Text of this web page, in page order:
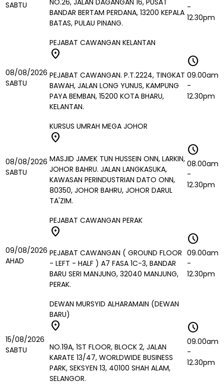
SABTU
BANDAR BERTAM PERDANA, 13200 KEPALA
BATAS, PULAU PINANG.
-
12.30pm
08/08/2026
SABTU
PEJABAT CAWANGAN KELANTAN
location_on
PEJABAT CAWANGAN. P.T.2224, TINGKAT
BAWAH, JALAN LONG YUNUS, KAMPUNG
PAYA BEMBAN, 15200 KOTA BHARU,
KELANTAN.
schedule
09.00am
-
12.30pm
08/08/2026
SABTU
KURSUS UMRAH MEGA JOHOR
location_on
MASJID JAMEK TUN HUSSEIN ONN, LARKIN,
JOHOR BAHRU. JALAN LANGKASUKA,
KAWASAN PERINDUSTRIAN DATO ONN,
80350, JOHOR BAHRU, JOHOR DARUL
TA'ZIM.
schedule
08.00am
-
12.30pm
09/08/2026
AHAD
PEJABAT CAWANGAN PERAK
location_on
PEJABAT CAWANGAN ( GROUND FLOOR
- LEFT - HALF ) A7 FASA 1C-3, BANDAR
BARU SERI MANJUNG, 32040 MANJUNG,
PERAK.
schedule
09.00am
-
12.30pm
15/08/2026
SABTU
DEWAN MURSYID ALHARAMAIN (DEWAN
BARU)
location_on
NO.19A, 1ST FLOOR, BLOCK 2, JALAN
KARATE 13/47, WORLDWIDE BUSINESS
PARK, SEKSYEN 13, 40100 SHAH ALAM,
SELANGOR.
schedule
09.00am
-
12.30pm